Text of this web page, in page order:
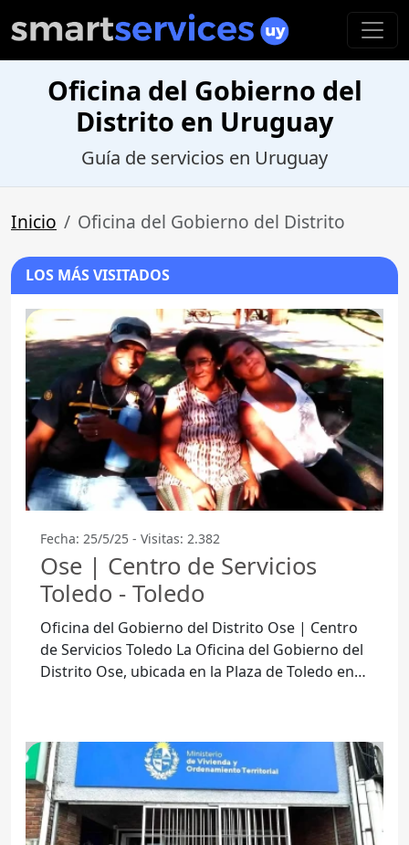
Oficina del Gobierno del
Distrito en Uruguay
Guía de servicios en Uruguay
Inicio Oficina del Gobierno del Distrito
LOS MÁS VISITADOS
Fecha: 25/5/25 - Visitas: 2.382
Ose | Centro de Servicios
Toledo - Toledo
Oficina del Gobierno del Distrito Ose | Centro
de Servicios Toledo La Oficina del Gobierno del
Distrito Ose, ubicada en la Plaza de Toledo en